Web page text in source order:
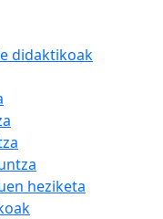
didaktikoak
heziketa